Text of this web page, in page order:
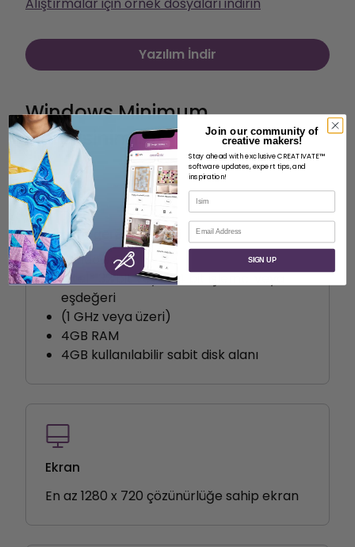
Yazılım İndir
Windows Minimum
Gereksinimleri
Sistem gereksinimleri
Windows 10
Intel® 32 bit veya 64 bit işlemci veya
eşdeğeri
(1 GHz veya üzeri)
4GB RAM
4GB kullanılabilir sabit disk alanı
Ekran
En az 1280 x 720 çözünürlüğe sahip ekran
Join our community of
creative makers!
Stay ahead with exclusive CREATIVATE™
software updates, expert tips, and
inspiration!
İsim
E-posta
SIGN UP